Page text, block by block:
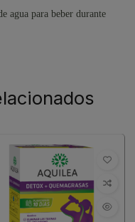
agua para beber durante